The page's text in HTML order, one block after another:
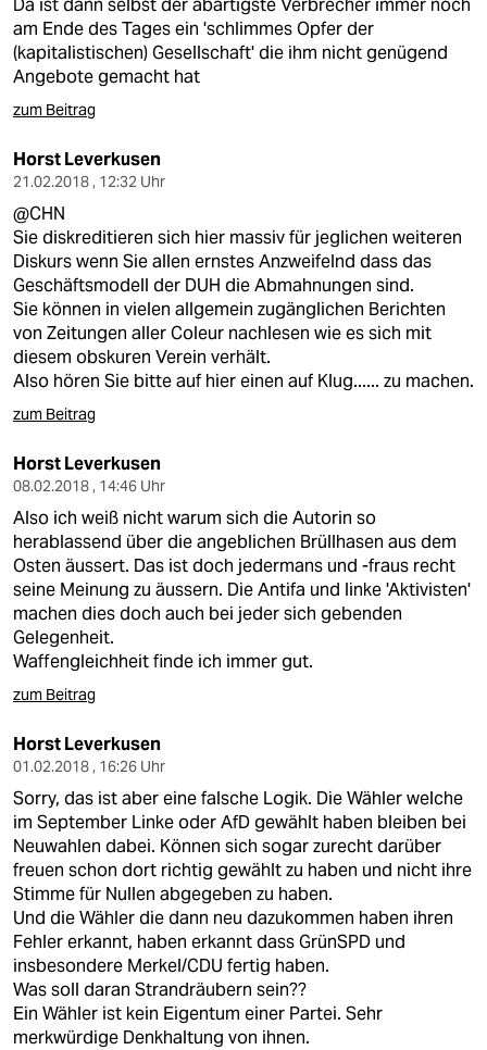
Da ist dann selbst der abartigste Verbrecher immer noch
am Ende des Tages ein 'schlimmes Opfer der
(kapitalistischen) Gesellschaft' die ihm nicht genügend
Angebote gemacht hat
zum Beitrag
Horst Leverkusen
21.02.2018 , 12:32 Uhr
@CHN
Sie diskreditieren sich hier massiv für jeglichen weiteren
Diskurs wenn Sie allen ernstes Anzweifelnd dass das
Geschäftsmodell der DUH die Abmahnungen sind.
Sie können in vielen allgemein zugänglichen Berichten
von Zeitungen aller Coleur nachlesen wie es sich mit
diesem obskuren Verein verhält.
Also hören Sie bitte auf hier einen auf Klug...... zu machen.
zum Beitrag
Horst Leverkusen
08.02.2018 , 14:46 Uhr
Also ich weiß nicht warum sich die Autorin so
herablassend über die angeblichen Brüllhasen aus dem
Osten äussert. Das ist doch jedermans und -fraus recht
seine Meinung zu äussern. Die Antifa und linke 'Aktivisten'
machen dies doch auch bei jeder sich gebenden
Gelegenheit.
Waffengleichheit finde ich immer gut.
zum Beitrag
Horst Leverkusen
01.02.2018 , 16:26 Uhr
Sorry, das ist aber eine falsche Logik. Die Wähler welche
im September Linke oder AfD gewählt haben bleiben bei
Neuwahlen dabei. Können sich sogar zurecht darüber
freuen schon dort richtig gewählt zu haben und nicht ihre
Stimme für Nullen abgegeben zu haben.
Und die Wähler die dann neu dazukommen haben ihren
Fehler erkannt, haben erkannt dass GrünSPD und
insbesondere Merkel/CDU fertig haben.
Was soll daran Strandräubern sein??
Ein Wähler ist kein Eigentum einer Partei. Sehr
merkwürdige Denkhaltung von ihnen.